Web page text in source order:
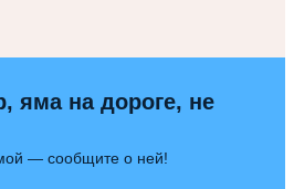
яма на дороге, не
— сообщите о ней!